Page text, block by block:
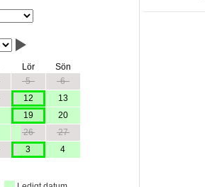
Lör
Sön
5
6
12
13
19
20
26
27
3 4